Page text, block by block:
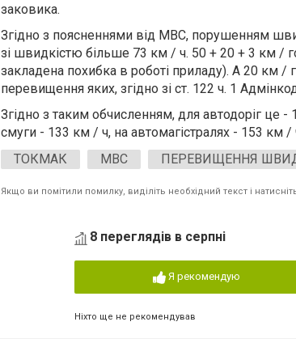
заковика.
Згідно з поясненнями від МВС, порушенням
зі швидкістю більше 73 км / ч. 50 + 20 + 3 км /
закладена похибка в роботі приладу). А 20 км /
перевищення яких, згідно зі ст. 122 ч. 1
Згідно з таким обчисленням, для автодоріг це
смуги - 133 км / ч, на автомагістралях - 153 км /
ТОКМАК
МВС ПЕРЕВИЩЕННЯ
Якщо ви помітили помилку, виділіть необхідний текст і
8 переглядів в серпні
Я рекомендую
Ніхто ще не рекомендував